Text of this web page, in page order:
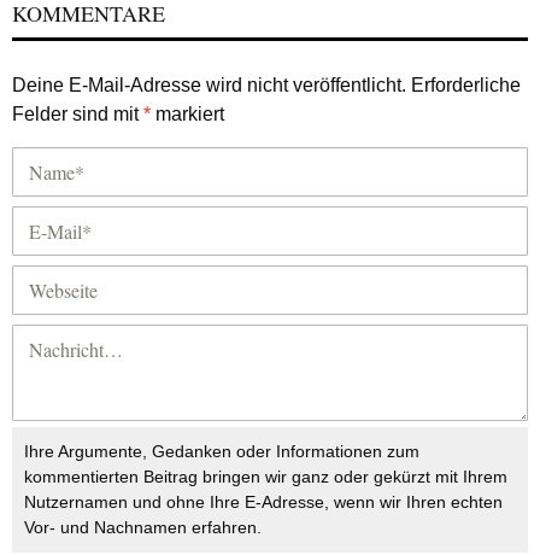
KOMMENTARE
Deine E-Mail-Adresse wird nicht veröffentlicht. Erforderliche
Felder sind mit* markiert
Ihre Argumente, Gedanken oder Informationen zum
kommentierten Beitrag bringen wir ganz oder gekürzt mit Ihrem
Nutzernamen und ohne Ihre E-Adresse, wenn wir Ihren echten
Vor- und Nachnamen erfahren.